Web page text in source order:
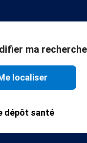
ma recherche
localiser
dépôt santé